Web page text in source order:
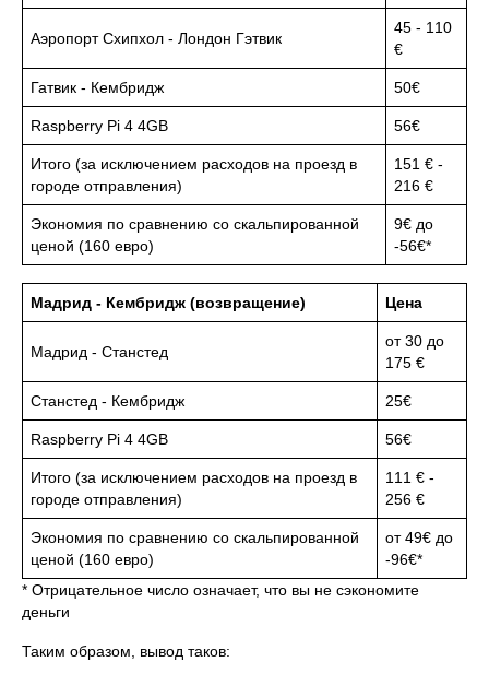
Аэропорт Схипхол - Лондон Гэтвик
45 - 110
€
Гатвик - Кембридж 50€
Raspberry Pi 4 4GB 56€
Итого (за исключением расходов на проезд в
городе отправления)
151 € -
216 €
Экономия по сравнению со скальпированной
ценой (160 евро)
9€ до
-56€*
Мадрид - Кембридж (возвращение) Цена
Мадрид - Станстед
от 30 до
175 €
Станстед - Кембридж 25€
Raspberry Pi 4 4GB 56€
Итого (за исключением расходов на проезд в
городе отправления)
111 € -
256 €
Экономия по сравнению со скальпированной
ценой (160 евро)
от 49€ до
-96€*
* Отрицательное число означает, что вы не сэкономите
деньги
Таким образом, вывод таков: